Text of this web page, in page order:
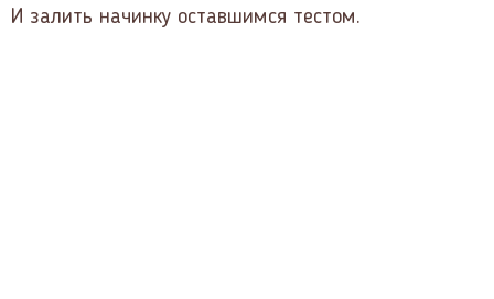
И залить начинку оставшимся тестом.